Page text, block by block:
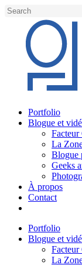
Skip
content
Search
Menu
Portfolio
Blogue et
La
Blogue
Geeks
À propos
Contact
Portfolio
Blogue et
La